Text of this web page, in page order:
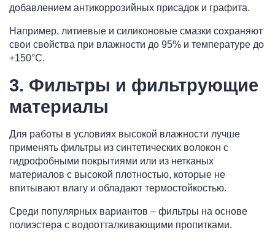
добавлением антикоррозийных присадок и графита.
Например, литиевые и силиконовые смазки сохраняют
свои свойства при влажности до 95% и температуре до
+150°C.
3. Фильтры и фильтрующие
материалы
Для работы в условиях высокой влажности лучше
применять фильтры из синтетических волокон с
гидрофобными покрытиями или из нетканых
материалов с высокой плотностью, которые не
впитывают влагу и обладают термостойкостью.
Среди популярных вариантов – фильтры на основе
полиэстера с водоотталкивающими пропитками.